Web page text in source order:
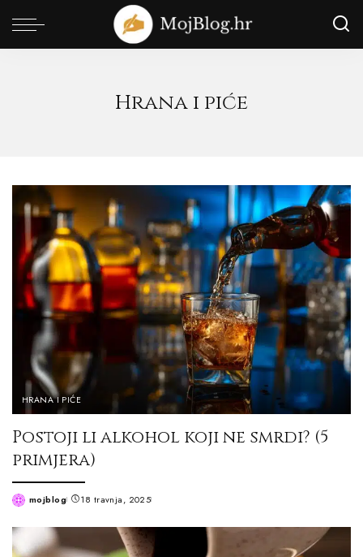
Hrana i piće
HRANA I PIĆE
Postoji li alkohol koji ne smrdi? (5
primjera)
Postedmojblog 18 travnja, 2025